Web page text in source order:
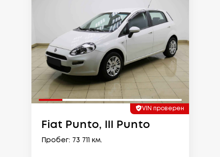
VIN проверен
Fiat Punto, III Punto
Пробег: 73 711 км.